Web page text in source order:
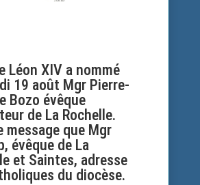
Léon XIV a nommé
19 août Mgr Pierre-
Bozo évêque
de La Rochelle.
message que Mgr
évêque de La
et Saintes, adresse
du diocèse.